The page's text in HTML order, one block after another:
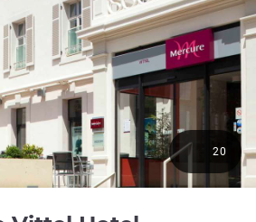
20